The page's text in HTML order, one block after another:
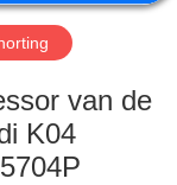
van de
K04